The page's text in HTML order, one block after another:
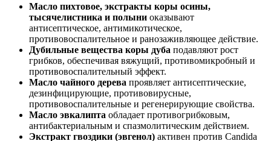
Масло пихтовое, экстракты коры осины,
тысячелистника и полыни оказывают
антисептическое, антимикотическое,
противовоспалительное и ранозаживляющее действие.
Дубильные вещества коры дуба подавляют рост
грибков, обеспечивая вяжущий, противомикробный и
противовоспалительный эффект.
Масло чайного дерева проявляет антисептические,
дезинфицирующие, противовирусные,
противовоспалительные и регенерирующие свойства.
Масло эвкалипта обладает противогрибковым,
антибактериальным и спазмолитическим действием.
Экстракт гвоздики (эвгенол) активен против Candida